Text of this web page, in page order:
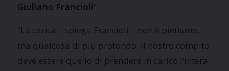
Giuliano Francioli”.
“La carità – spiega Francioli – non è pietismo,
ma qualcosa di più profondo. Il nostro compito
deve essere quello di prendere in carico l’intera